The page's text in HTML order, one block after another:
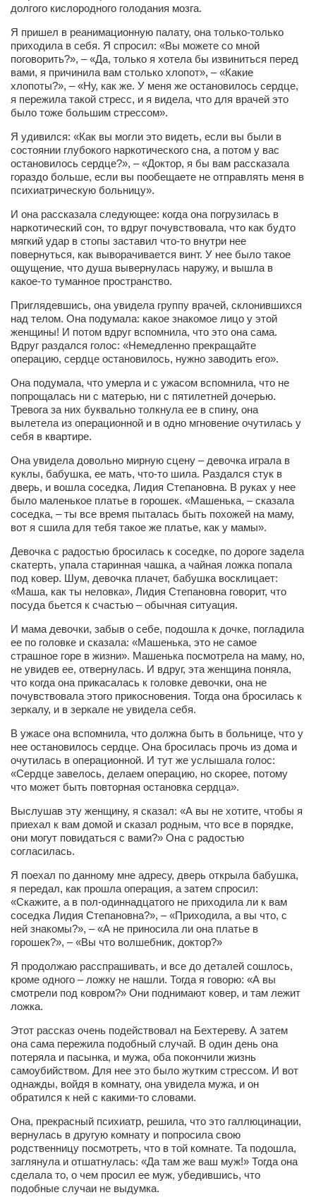
долгого кислородного голодания мозга.
Я пришел в реанимационную палату, она только-только
приходила в себя. Я спросил: «Вы можете со мной
поговорить?», – «Да, только я хотела бы извиниться перед
вами, я причинила вам столько хлопот», – «Какие
хлопоты?», – «Ну, как же. У меня же остановилось сердце,
я пережила такой стресс, и я видела, что для врачей это
было тоже большим стрессом».
Я удивился: «Как вы могли это видеть, если вы были в
состоянии глубокого наркотического сна, а потом у вас
остановилось сердце?», – «Доктор, я бы вам рассказала
гораздо больше, если вы пообещаете не отправлять меня в
психиатрическую больницу».
И она рассказала следующее: когда она погрузилась в
наркотический сон, то вдруг почувствовала, что как будто
мягкий удар в стопы заставил что-то внутри нее
повернуться, как выворачивается винт. У нее было такое
ощущение, что душа вывернулась наружу, и вышла в
какое-то туманное пространство.
Приглядевшись, она увидела группу врачей, склонившихся
над телом. Она подумала: какое знакомое лицо у этой
женщины! И потом вдруг вспомнила, что это она сама.
Вдруг раздался голос: «Немедленно прекращайте
операцию, сердце остановилось, нужно заводить его».
Она подумала, что умерла и с ужасом вспомнила, что не
попрощалась ни с матерью, ни с пятилетней дочерью.
Тревога за них буквально толкнула ее в спину, она
вылетела из операционной и в одно мгновение очутилась у
себя в квартире.
Она увидела довольно мирную сцену – девочка играла в
куклы, бабушка, ее мать, что-то шила. Раздался стук в
дверь, и вошла соседка, Лидия Степановна. В руках у нее
было маленькое платье в горошек. «Машенька, – сказала
соседка, – ты все время пыталась быть похожей на маму,
вот я сшила для тебя такое же платье, как у мамы».
Девочка с радостью бросилась к соседке, по дороге задела
скатерть, упала старинная чашка, а чайная ложка попала
под ковер. Шум, девочка плачет, бабушка восклицает:
«Маша, как ты неловка», Лидия Степановна говорит, что
посуда бьется к счастью – обычная ситуация.
И мама девочки, забыв о себе, подошла к дочке, погладила
ее по головке и сказала: «Машенька, это не самое
страшное горе в жизни». Машенька посмотрела на маму, но,
не увидев ее, отвернулась. И вдруг, эта женщина поняла,
что когда она прикасалась к головке девочки, она не
почувствовала этого прикосновения. Тогда она бросилась к
зеркалу, и в зеркале не увидела себя.
В ужасе она вспомнила, что должна быть в больнице, что у
нее остановилось сердце. Она бросилась прочь из дома и
очутилась в операционной. И тут же услышала голос:
«Сердце завелось, делаем операцию, но скорее, потому
что может быть повторная остановка сердца».
Выслушав эту женщину, я сказал: «А вы не хотите, чтобы я
приехал к вам домой и сказал родным, что все в порядке,
они могут повидаться с вами?» Она с радостью
согласилась.
Я поехал по данному мне адресу, дверь открыла бабушка,
я передал, как прошла операция, а затем спросил:
«Скажите, а в пол-одиннадцатого не приходила ли к вам
соседка Лидия Степановна?», – «Приходила, а вы что, с
ней знакомы?», – «А не приносила ли она платье в
горошек?», – «Вы что волшебник, доктор?»
Я продолжаю расспрашивать, и все до деталей сошлось,
кроме одного – ложку не нашли. Тогда я говорю: «А вы
смотрели под ковром?» Они поднимают ковер, и там лежит
ложка.
Этот рассказ очень подействовал на Бехтереву. А затем
она сама пережила подобный случай. В один день она
потеряла и пасынка, и мужа, оба покончили жизнь
самоубийством. Для нее это было жутким стрессом. И вот
однажды, войдя в комнату, она увидела мужа, и он
обратился к ней с какими-то словами.
Она, прекрасный психиатр, решила, что это галлюцинации,
вернулась в другую комнату и попросила свою
родственницу посмотреть, что в той комнате. Та подошла,
заглянула и отшатнулась: «Да там же ваш муж!» Тогда она
сделала то, о чем просил ее муж, убедившись, что
подобные случаи не выдумка.